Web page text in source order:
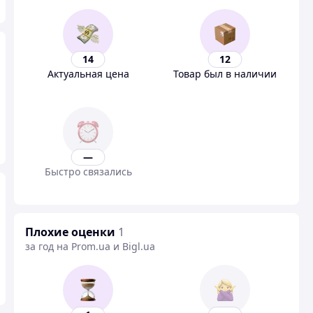
14
Актуальная цена
12
Товар был в наличии
—
Быстро связались
Плохие оценки 1
за год на Prom.ua и Bigl.ua